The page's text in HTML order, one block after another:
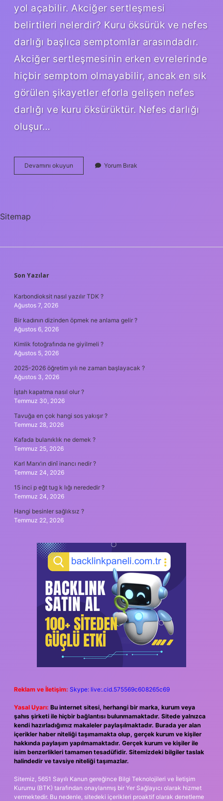
yol açabilir. Akciğer sertleşmesi
belirtileri nelerdir? Kuru öksürük ve nefes
darlığı başlıca semptomlar arasındadır.
Akciğer sertleşmesinin erken evrelerinde
hiçbir semptom olmayabilir, ancak en sık
görülen şikayetler eforla gelişen nefes
darlığı ve kuru öksürüktür. Nefes darlığı
oluşur…
Devamını okuyun
Kalınlaşmasının
Yorum Bırak
Sitemap
SIDEBAR
Son Yazılar
Karbondioksit nasıl yazılır TDK ?
Ağustos 7, 2026
Bir kadının dizinden öpmek ne anlama gelir ?
Ağustos 6, 2026
Kimlik fotoğrafında ne giyilmeli ?
Ağustos 5, 2026
2025-2026 öğretim yılı ne zaman başlayacak ?
Ağustos 3, 2026
İştah kapatma nasıl olur ?
Temmuz 30, 2026
Tavuğa en çok hangi sos yakışır ?
Temmuz 28, 2026
Kafada bulanıklık ne demek ?
Temmuz 25, 2026
Karl Marx’ın dinî inancı nedir ?
Temmuz 24, 2026
15 inci p eğt tug k lığı nerededir ?
Temmuz 24, 2026
Hangi besinler sağlıksız ?
Temmuz 22, 2026
Reklam ve İletişim: Skype: live:.cid.575569c608265c69
Yasal Uyarı: Bu internet sitesi, herhangi bir marka, kurum veya
şahıs şirketi ile hiçbir bağlantısı bulunmamaktadır. Sitede yalnızca
kendi hazırladığımız makaleler paylaşılmaktadır. Burada yer alan
içerikler haber niteliği taşımamakta olup, gerçek kurum ve kişiler
hakkında paylaşım yapılmamaktadır. Gerçek kurum ve kişiler ile
isim benzerlikleri tamamen tesadüfidir. Sitemizdeki bilgiler taslak
halindedir ve tavsiye niteliği taşımazlar.
Sitemiz, 5651 Sayılı Kanun gereğince Bilgi Teknolojileri ve İletişim
Kurumu (BTK) tarafından onaylanmış bir Yer Sağlayıcı olarak hizmet
vermektedir. Bu nedenle, sitedeki içerikleri proaktif olarak denetleme